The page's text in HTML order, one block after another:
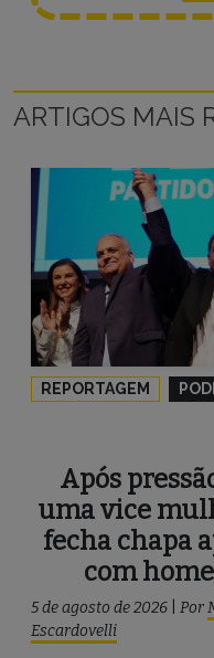
ARTIGOS MAIS
REPORTAGEM
Após
uma vice
fecha chapa
com
5 de agosto de 2026 Por
Escardovelli